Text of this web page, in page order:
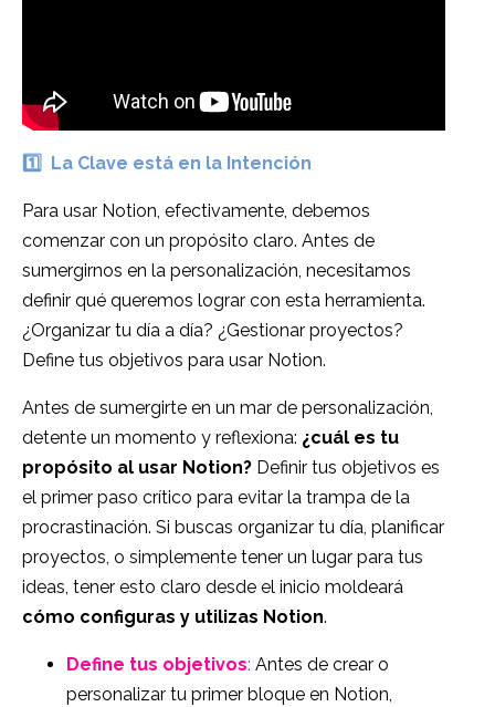
1️⃣ La Clave está en la Intención
Para usar Notion, efectivamente, debemos
comenzar con un propósito claro. Antes de
sumergirnos en la personalización, necesitamos
definir qué queremos lograr con esta herramienta.
¿Organizar tu día a día? ¿Gestionar proyectos?
Define tus objetivos para usar Notion.
Antes de sumergirte en un mar de personalización,
detente un momento y reflexiona: ¿cuál es tu
propósito al usar Notion? Definir tus objetivos es
el primer paso crítico para evitar la trampa de la
procrastinación. Si buscas organizar tu día, planificar
proyectos, o simplemente tener un lugar para tus
ideas, tener esto claro desde el inicio moldeará
cómo configuras y utilizas Notion.
Define tus objetivos: Antes de crear o
personalizar tu primer bloque en Notion,